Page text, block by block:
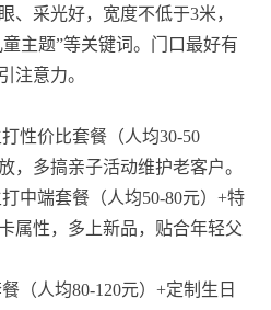
、采光好，宽度不低于3米，
主题”等关键词。门口最好有
注意力。
打性价比套餐（人均30-50
，多搞亲子活动维护老客户。
打中端套餐（人均50-80元）+特
属性，多上新品，贴合年轻父
（人均80-120元）+定制生日